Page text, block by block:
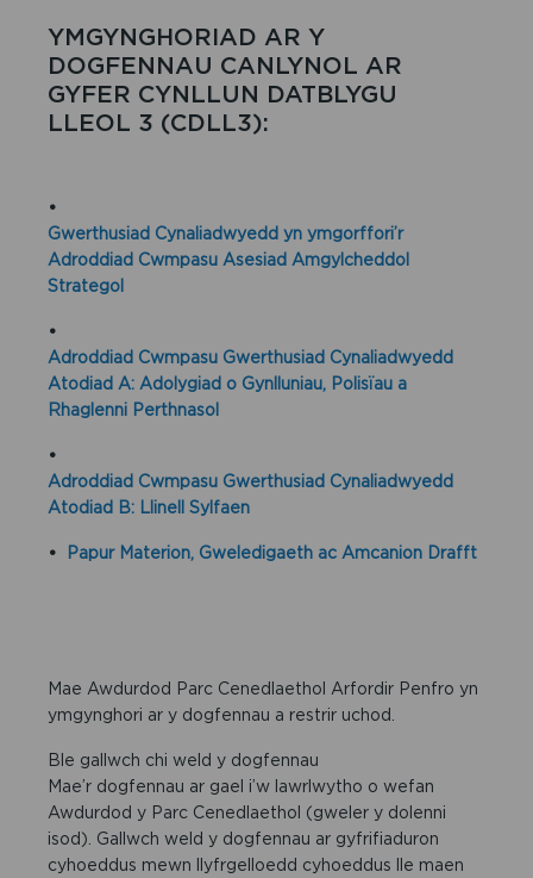
YMGYNGHORIAD AR Y
DOGFENNAU CANLYNOL AR
GYFER CYNLLUN DATBLYGU
LLEOL 3 (CDLL3):
•
Gwerthusiad Cynaliadwyedd yn ymgorffori’r
Adroddiad Cwmpasu Asesiad Amgylcheddol
Strategol
•
Adroddiad Cwmpasu Gwerthusiad Cynaliadwyedd
Atodiad A: Adolygiad o Gynlluniau, Polisïau a
Rhaglenni Perthnasol
•
Adroddiad Cwmpasu Gwerthusiad Cynaliadwyedd
Atodiad B: Llinell Sylfaen
• Papur Materion, Gweledigaeth ac Amcanion Drafft
Mae Awdurdod Parc Cenedlaethol Arfordir Penfro yn
ymgynghori ar y dogfennau a restrir uchod.
Ble gallwch chi weld y dogfennau
Mae’r dogfennau ar gael i’w lawrlwytho o wefan
Awdurdod y Parc Cenedlaethol (gweler y dolenni
isod). Gallwch weld y dogfennau ar gyfrifiaduron
cyhoeddus mewn llyfrgelloedd cyhoeddus lle maen